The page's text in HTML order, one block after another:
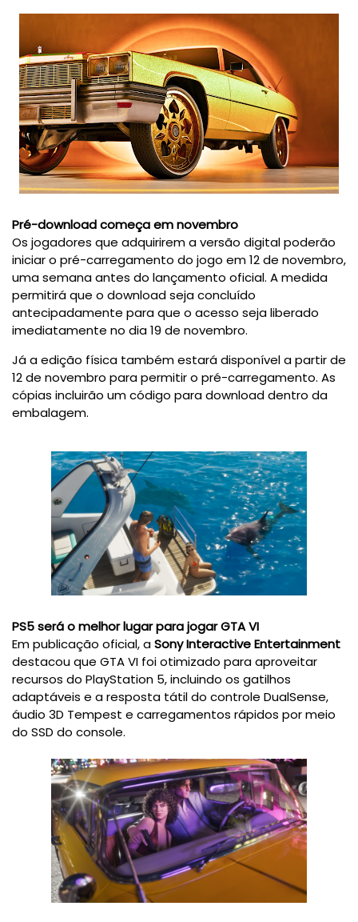
Pré-download começa em novembro
Os jogadores que adquirirem a versão digital poderão
iniciar o pré-carregamento do jogo em 12 de novembro,
uma semana antes do lançamento oficial. A medida
permitirá que o download seja concluído
antecipadamente para que o acesso seja liberado
imediatamente no dia 19 de novembro.
Já a edição física também estará disponível a partir de
12 de novembro para permitir o pré-carregamento. As
cópias incluirão um código para download dentro da
embalagem.
PS5 será o melhor lugar para jogar GTA VI
Em publicação oficial, aSony Interactive Entertainment
destacou que GTA VI foi otimizado para aproveitar
recursos do PlayStation 5, incluindo os gatilhos
adaptáveis e a resposta tátil do controle DualSense,
áudio 3D Tempest e carregamentos rápidos por meio
do SSD do console.